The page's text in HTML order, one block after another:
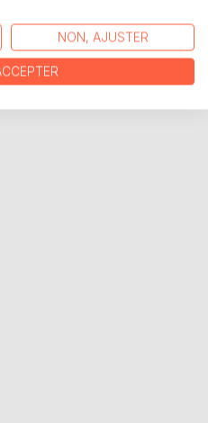
NON, AJUSTER